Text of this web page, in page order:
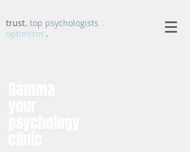
trust. top psychologists .
optimism .